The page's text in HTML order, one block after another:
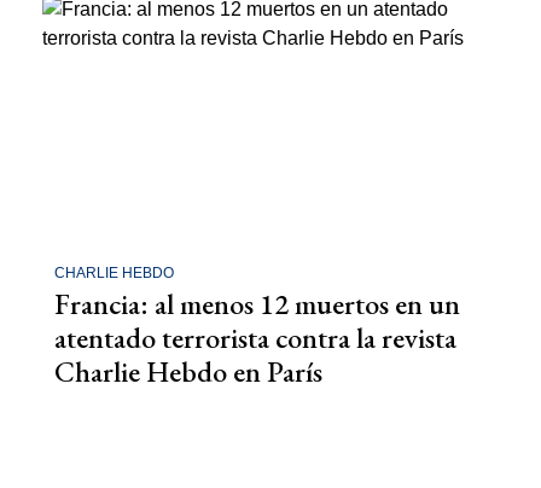
CHARLIE HEBDO
Francia: al menos 12 muertos en un
atentado terrorista contra la revista
Charlie Hebdo en París